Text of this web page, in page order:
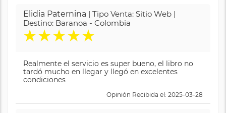
Elidia Paternina | Tipo Venta: Sitio Web |
Destino: Baranoa - Colombia
★★★★★
Realmente el servicio es super bueno, el libro no
tardó mucho en llegar y llegó en excelentes
condiciones
Opinión Recibida el: 2025-03-28